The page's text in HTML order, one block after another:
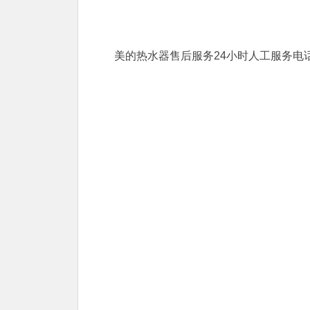
美的热水器售后服务24小时人工服务电